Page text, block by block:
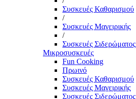
Συσκευές Καθαρισμού
/
Συσκευές Μαγειρικής
/
Συσκευές Σιδερώματος
Μικροσυσκευές
Fun Cooking
Πρωινό
Συσκευές Καθαρισμού
Συσκευές Μαγειρικής
Συσκευές Σιδερώματος